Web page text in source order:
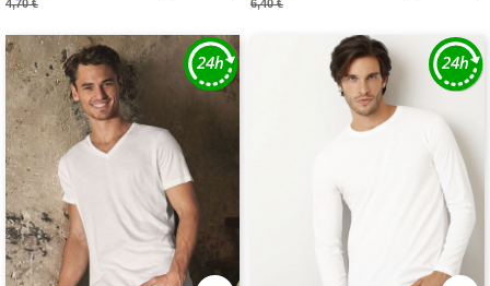
4,70 € 6,40 €